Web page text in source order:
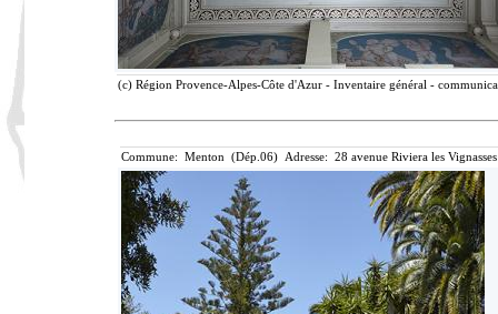
(c) Région Provence-Alpes-Côte d'Azur - Inventaire général -
Commune: Menton (Dép.06) Adresse: 28 avenue Riviera les